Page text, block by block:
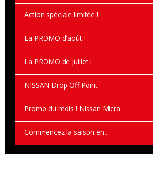
Action spéciale limitée !
La PROMO d'août !
La PROMO de juillet !
NISSAN Drop Off Point
Promo du mois ! Nissan Micra
Commencez la saison en...